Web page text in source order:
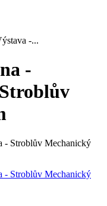
-...
-
- Stroblův Mechanický
- Stroblův Mechanický